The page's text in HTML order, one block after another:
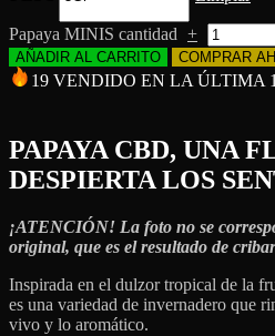
Papaya MINIS cantidad +
AÑADIR AL CARRITO COMPRAR
19 VENDIDO EN LA ÚLTIMA
PAPAYA CBD, UNA
DESPIERTA LOS
¡ATENCIÓN! La foto no se
original, que es el resultado de
Inspirada en el dulzor tropical de la
es una variedad de invernadero que
vivo y lo aromático.